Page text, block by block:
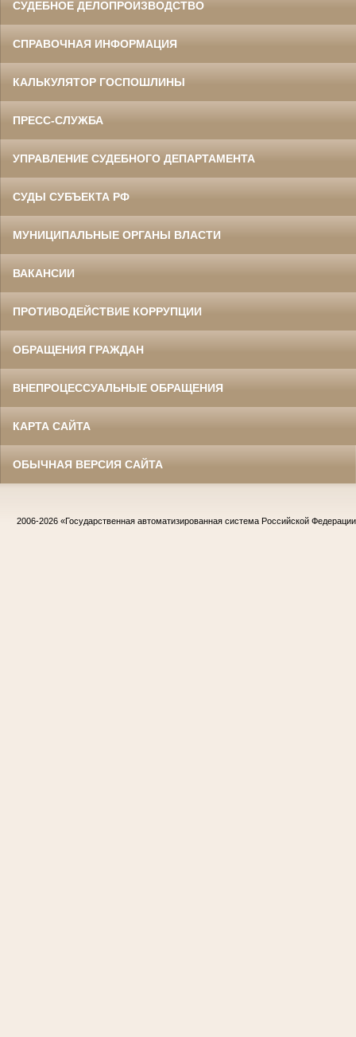
СУДЕБНОЕ ДЕЛОПРОИЗВОДСТВО
СПРАВОЧНАЯ ИНФОРМАЦИЯ
КАЛЬКУЛЯТОР ГОСПОШЛИНЫ
ПРЕСС-СЛУЖБА
УПРАВЛЕНИЕ СУДЕБНОГО ДЕПАРТАМЕНТА
СУДЫ СУБЪЕКТА РФ
МУНИЦИПАЛЬНЫЕ ОРГАНЫ ВЛАСТИ
ВАКАНСИИ
ПРОТИВОДЕЙСТВИЕ КОРРУПЦИИ
ОБРАЩЕНИЯ ГРАЖДАН
ВНЕПРОЦЕССУАЛЬНЫЕ ОБРАЩЕНИЯ
КАРТА САЙТА
ОБЫЧНАЯ ВЕРСИЯ САЙТА
2006-2026 «Государственная автоматизированная система Российской